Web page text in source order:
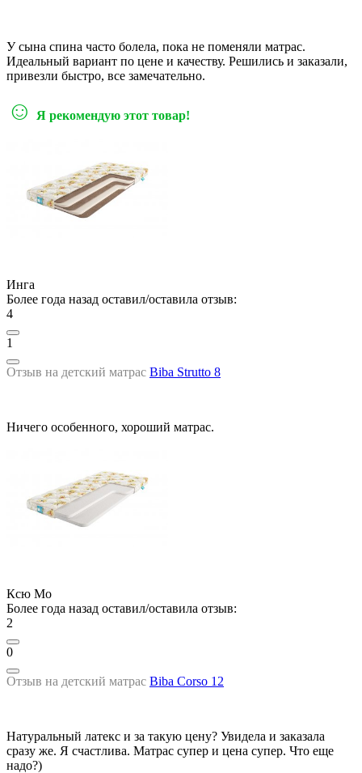
У сына спина часто болела, пока не поменяли матрас.
Идеальный вариант по цене и качеству. Решились и заказали,
привезли быстро, все замечательно.
☺ Я рекомендую этот товар!
Инга
Более года назад оставил/оставила отзыв:
4
1
Отзыв на детский матрас Biba Strutto 8
Ничего особенного, хороший матрас.
Ксю Мо
Более года назад оставил/оставила отзыв:
2
0
Отзыв на детский матрас Biba Corso 12
Натуральный латекс и за такую цену? Увидела и заказала
сразу же. Я счастлива. Матрас супер и цена супер. Что еще
надо?)